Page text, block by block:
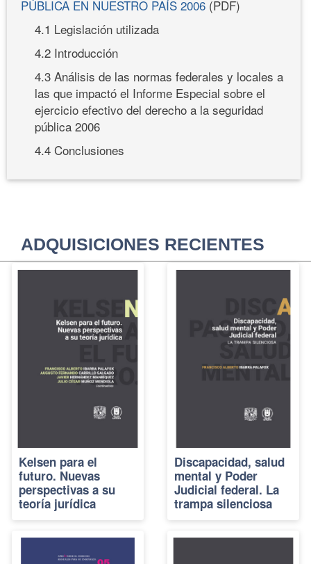
PÚBLICA EN NUESTRO PAÍS 2006 (PDF)
4.1 Legislación utilizada
4.2 Introducción
4.3 Análisis de las normas federales y locales a
las que impactó el Informe Especial sobre el
ejercicio efectivo del derecho a la seguridad
pública 2006
4.4 Conclusiones
ADQUISICIONES RECIENTES
Kelsen para el
futuro. Nuevas
perspectivas a su
teoría jurídica
Discapacidad, salud
mental y Poder
Judicial federal. La
trampa silenciosa